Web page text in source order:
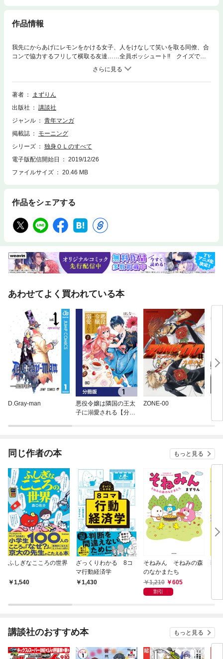
作品情報
我先にからあげにレモンをかける女子、人をけなして笑いを取る同僚、合
コンで協力するフリして横取る友達……全員ボッシュート!! クイズで過
去のエピソードを振り返る「独身ふしぎ発見！」や、描き下ろし漫画「氷
著者
まずりん
出版社
講談社
ジャンル
青年マンガ
掲載誌
モーニング
シリーズ
独身ＯＬのすべて
電子版配信開始日
2019/12/26
ファイルサイズ
20.46 MB
作品をシェアする
あわせてよく買われている本
D.Gray-man
悪役令嬢は隣国の王太
子に溺愛される【分冊
ZONE-00
同じ作者の本 もっと見る
ふしぎなこころの世界
1,540
ざっくりわかる 8コ
マ行動経済学
1,430
そねみん そねみの森
のなかまたち
1,210
605
割引
独
講談社のおすすめ本 もっと見る